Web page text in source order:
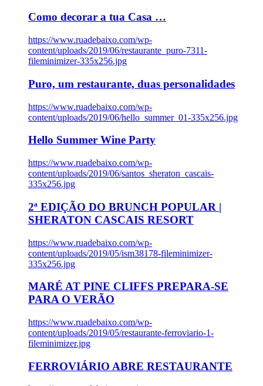
Como decorar a tua Casa …
https://www.ruadebaixo.com/wp-
content/uploads/2019/06/restaurante_puro-7311-
fileminimizer-335x256.jpg
Puro, um restaurante, duas personalidades
https://www.ruadebaixo.com/wp-
content/uploads/2019/06/hello_summer_01-335x256.jpg
Hello Summer Wine Party
https://www.ruadebaixo.com/wp-
content/uploads/2019/06/santos_sheraton_cascais-
335x256.jpg
2ª EDIÇÃO DO BRUNCH POPULAR |
SHERATON CASCAIS RESORT
https://www.ruadebaixo.com/wp-
content/uploads/2019/05/ism38178-fileminimizer-
335x256.jpg
MARÉ AT PINE CLIFFS PREPARA-SE
PARA O VERÃO
https://www.ruadebaixo.com/wp-
content/uploads/2019/05/restaurante-ferroviario-1-
fileminimizer.jpg
FERROVIÁRIO ABRE RESTAURANTE